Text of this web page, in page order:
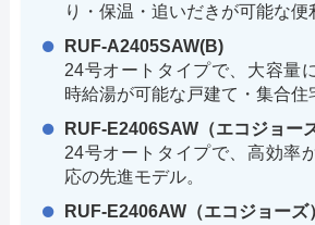
り・保温・追いだきが可能な便
RUF-A2405SAW(B)
24号オートタイプで、大容量
時給湯が可能な戸建て・集合住
RUF-E2406SAW（エコジョーズ
24号オートタイプで、高効率
応の先進モデル。
RUF-E2406AW（エコジョーズ